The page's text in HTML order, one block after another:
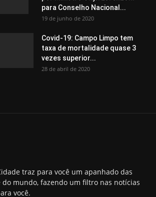
para Conselho Nacional...
19 de junho de 2020
Covid-19: Campo Limpo tem
taxa de mortalidade quase 3
vezes superior...
28 de abril de 2020
traz para você um apanhado das
do mundo, fazendo um filtro nas notícias
você.